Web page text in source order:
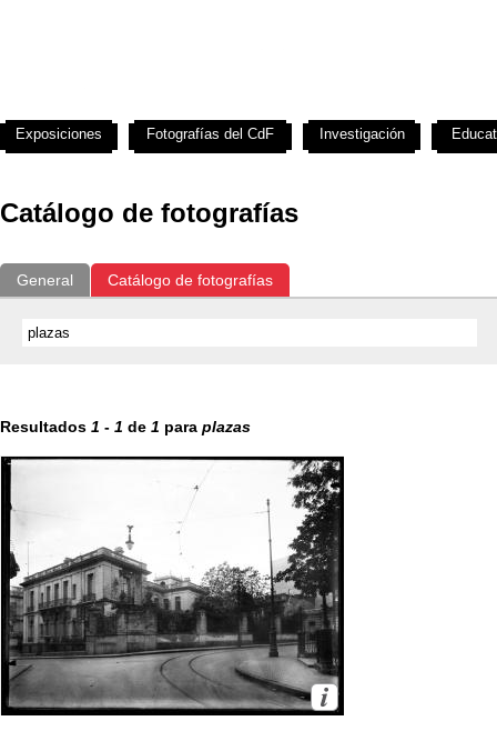
Catálogo de fotografías
General Catálogo de fotografías
Resultados 1 - 1 de 1 para plazas
Exposiciones Fotografías del CdF Investigación